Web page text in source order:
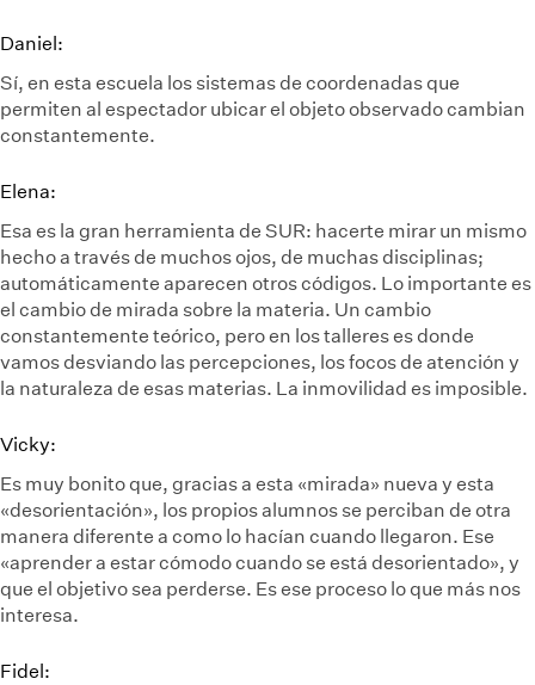
Daniel:
Sí, en esta escuela los sistemas de coordenadas que
permiten al espectador ubicar el objeto observado cambian
constantemente.
Elena:
Esa es la gran herramienta de SUR: hacerte mirar un mismo
hecho a través de muchos ojos, de muchas disciplinas;
automáticamente aparecen otros códigos. Lo importante es
el cambio de mirada sobre la materia. Un cambio
constantemente teórico, pero en los talleres es donde
vamos desviando las percepciones, los focos de atención y
la naturaleza de esas materias. La inmovilidad es imposible.
Vicky:
Es muy bonito que, gracias a esta «mirada» nueva y esta
«desorientación», los propios alumnos se perciban de otra
manera diferente a como lo hacían cuando llegaron. Ese
«aprender a estar cómodo cuando se está desorientado», y
que el objetivo sea perderse. Es ese proceso lo que más nos
interesa.
Fidel: